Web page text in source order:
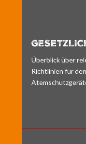
Überblick über
Richtlinien für